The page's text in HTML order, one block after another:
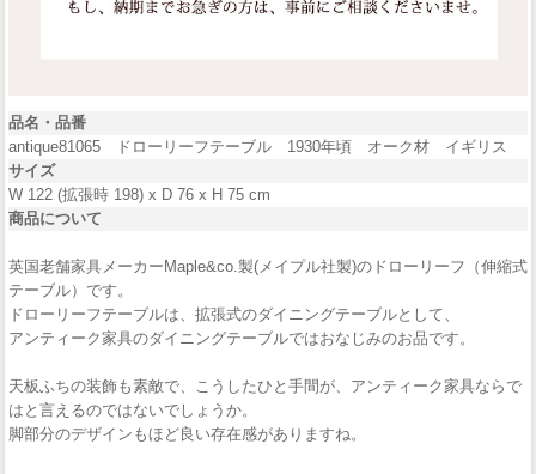
品名・品番
antique81065 ドローリーフテーブル 1930年頃 オーク材 イギリス
サイズ
W 122 (拡張時 198) x D 76 x H 75 cm
商品について
英国老舗家具メーカーMaple&co.製(メイプル社製)のドローリーフ（伸縮式
テーブル）です。
ドローリーフテーブルは、拡張式のダイニングテーブルとして、
アンティーク家具のダイニングテーブルではおなじみのお品です。
天板ふちの装飾も素敵で、こうしたひと手間が、アンティーク家具ならで
はと言えるのではないでしょうか。
脚部分のデザインもほど良い存在感がありますね。